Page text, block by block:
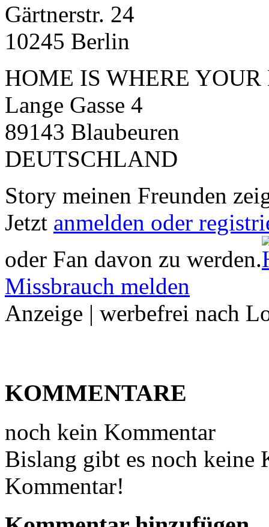
Gärtnerstr. 24
10245 Berlin
HOME IS WHERE YOUR
Lange Gasse 4
89143 Blaubeuren
DEUTSCHLAND
Story meinen Freunden
Jetzt anmelden oder
oder Fan davon zu werden.
Missbrauch melden
Anzeige | werbefrei nach
KOMMENTARE
noch kein Kommentar
Bislang gibt es noch keine
Kommentar!